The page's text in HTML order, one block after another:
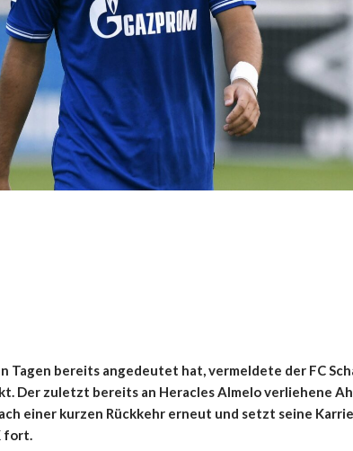
Tagen bereits angedeutet hat, vermeldete der FC
Der zuletzt bereits an Heracles Almelo verliehene
einer kurzen Rückkehr erneut und setzt seine
fort.